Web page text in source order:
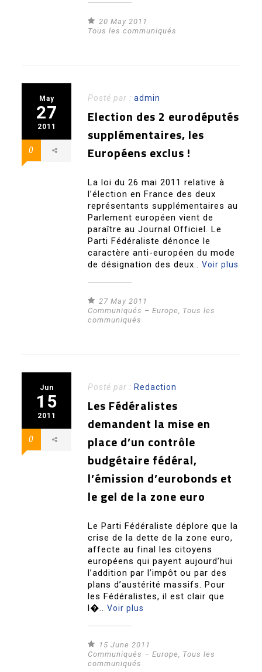
20 May 2011
Tous les communiqués
May
27
2011
0
Posté par :admin
Election des 2 eurodéputés
supplémentaires, les
Européens exclus !
La loi du 26 mai 2011 relative à
l’élection en France des deux
représentants supplémentaires au
Parlement européen vient de
paraître au Journal Officiel. Le
Parti Fédéraliste dénonce le
caractère anti-européen du mode
de désignation des deux..Voir plus
27 May 2011
Communiqués – Europe, Tous les
communiqués
Jun
15
2011
0
Posté par : Redaction
Les Fédéralistes
demandent la mise en
place d’un contrôle
budgétaire fédéral,
l’émission d’eurobonds et
le gel de la zone euro
Le Parti Fédéraliste déplore que la
crise de la dette de la zone euro,
affecte au final les citoyens
européens qui payent aujourd’hui
l’addition par l’impôt ou par des
plans d’austérité massifs. Pour
les Fédéralistes, il est clair que
l�..Voir plus
15 June 2011
Communiqués – Europe, Tous les
communiqués